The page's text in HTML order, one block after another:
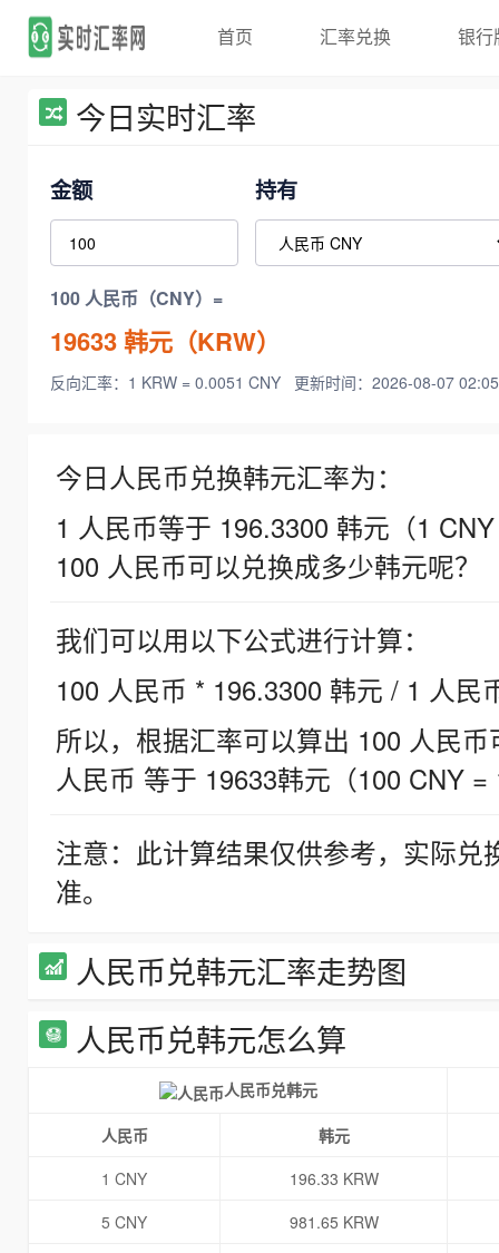
首页 汇率兑换 银行
今日实时汇率
金额 持有
100 人民币（CNY）=
19633韩元（KRW）
反向汇率：1 KRW = 0.0051 CNY 更新时间：2026-08-07
今日人民币兑换韩元汇率为：
1 人民币等于 196.3300 韩元（1
100 人民币可以兑换成多少韩元呢？
我们可以用以下公式进行计算：
100 人民币 * 196.3300 韩元 / 1 人民
所以，根据汇率可以算出 100 人民
人民币 等于 19633韩元（100 CNY =
注意：此计算结果仅供参考，实际
准。
人民币兑韩元汇率走势图
人民币兑韩元怎么算
人民币兑韩元
人民币
韩元
1 CNY
196.33 KRW
5 CNY
981.65 KRW